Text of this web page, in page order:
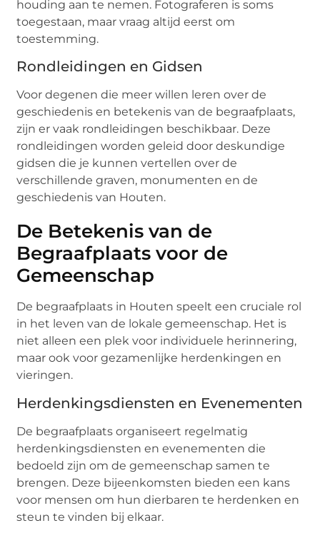
houding aan te nemen. Fotograferen is soms
toegestaan, maar vraag altijd eerst om
toestemming.
Rondleidingen en Gidsen
Voor degenen die meer willen leren over de
geschiedenis en betekenis van de begraafplaats,
zijn er vaak rondleidingen beschikbaar. Deze
rondleidingen worden geleid door deskundige
gidsen die je kunnen vertellen over de
verschillende graven, monumenten en de
geschiedenis van Houten.
De Betekenis van de
Begraafplaats voor de
Gemeenschap
De begraafplaats in Houten speelt een cruciale rol
in het leven van de lokale gemeenschap. Het is
niet alleen een plek voor individuele herinnering,
maar ook voor gezamenlijke herdenkingen en
vieringen.
Herdenkingsdiensten en Evenementen
De begraafplaats organiseert regelmatig
herdenkingsdiensten en evenementen die
bedoeld zijn om de gemeenschap samen te
brengen. Deze bijeenkomsten bieden een kans
voor mensen om hun dierbaren te herdenken en
steun te vinden bij elkaar.